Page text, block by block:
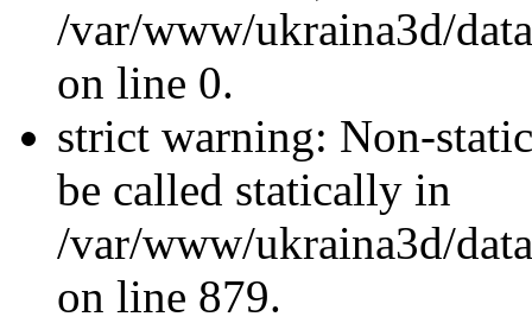
/var/www/ukraina3d/
on line 0.
strict warning: Non-
be called statically in
/var/www/ukraina3d/
on line 879.